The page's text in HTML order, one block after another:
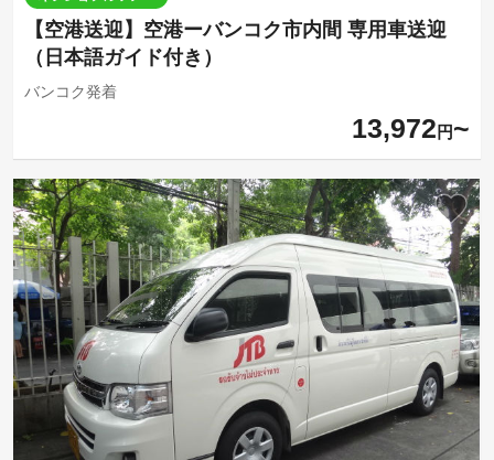
【空港送迎】空港ーバンコク市内間 専用車送迎
（日本語ガイド付き）
バンコク発着
13,972 円